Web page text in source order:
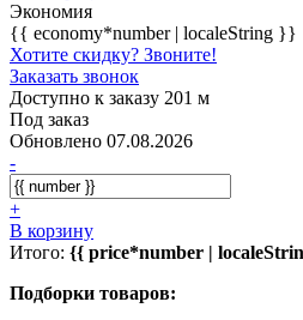
Экономия
{{ economy*number | localeString }}
Хотите скидку? Звоните!
Заказать звонок
Доступно к заказу 201 м
Под заказ
Обновлено 07.08.2026
-
+
В корзину
Итого: {{ price*number |
Подборки товаров: